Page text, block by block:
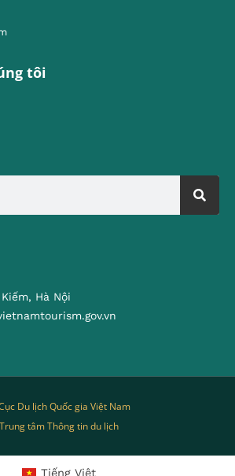
tôi
Hà Nội
Du lịch Quốc gia Việt Nam
Trung tâm Thông tin du lịch
Tiếng Việt